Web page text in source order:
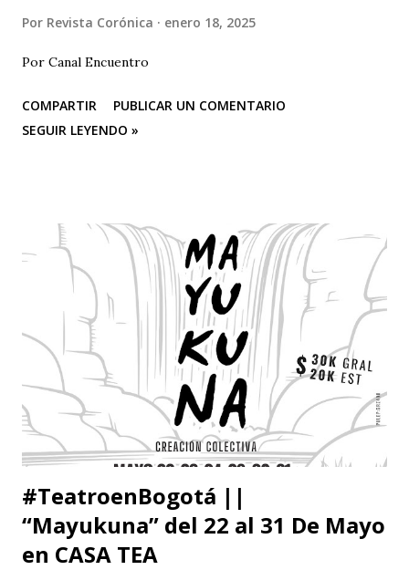
Por Revista Corónica enero 18, 2025
Por Canal Encuentro
COMPARTIR
PUBLICAR UN COMENTARIO
SEGUIR LEYENDO »
#TeatroenBogotá ||
“Mayukuna” del 22 al 31 De Mayo
en CASA TEA